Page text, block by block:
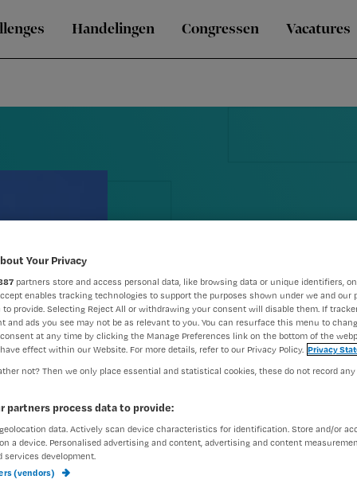
Handelingen Congressen Vacatures
Auteur:
Your Privacy
partners store and access personal data, like browsing data or unique identifiers,
enables tracking technologies to support the purposes shown under we and our
to provide. Selecting Reject All or withdrawing your consent will disable them. If
and ads you see may not be as relevant to you. You can resurface this menu to
at any time by clicking the Manage Preferences link on the bottom of the
effect within our Website. For more details, refer to our Privacy Policy. Privacy
not? Then we only place essential and statistical cookies, these do not record
partners process data to provide:
data. Actively scan device characteristics for identification. Store and/or
a device. Personalised advertising and content, advertising and content
services development.
(vendors)